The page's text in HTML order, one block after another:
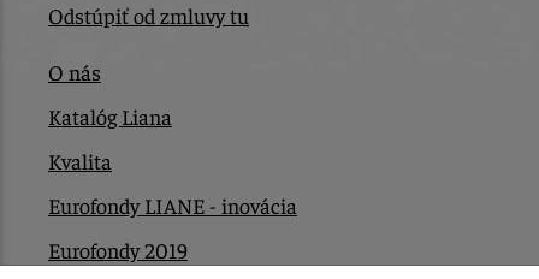
Odstúpiť od zmluvy tu
O nás
Katalóg Liana
Kvalita
Eurofondy LIANE - inovácia
Eurofondy 2019